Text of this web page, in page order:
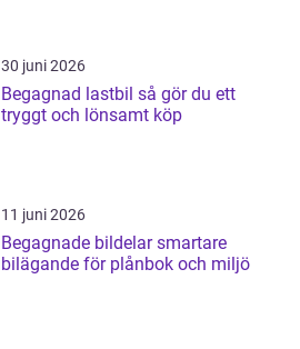
30 juni 2026
Begagnad lastbil så gör du ett
tryggt och lönsamt köp
11 juni 2026
Begagnade bildelar smartare
bilägande för plånbok och miljö